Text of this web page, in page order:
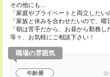
その他にも...
「家庭やプライベートと両立したい
「家族と休みを合わせたいので、曜
「朝は苦手だから、お昼から勤務し
等々、お気軽にご相談下さい！
職場の雰囲気
年齢層